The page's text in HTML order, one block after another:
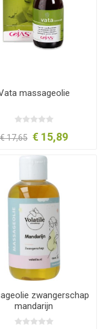
massageolie
€ 17,65 € 15,89
zwangerschap
mandarijn